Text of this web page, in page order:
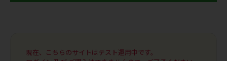
現在、こちらのサイトはテスト運用中です。